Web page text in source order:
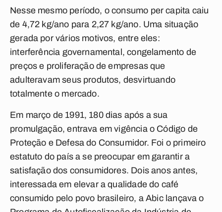
Nesse mesmo período, o consumo per capita caiu
de 4,72 kg/ano para 2,27 kg/ano. Uma situação
gerada por vários motivos, entre eles:
interferência governamental, congelamento de
preços e proliferação de empresas que
adulteravam seus produtos, desvirtuando
totalmente o mercado.
Em março de 1991, 180 dias após a sua
promulgação, entrava em vigência o Código de
Proteção e Defesa do Consumidor. Foi o primeiro
estatuto do país a se preocupar em garantir a
satisfação dos consumidores. Dois anos antes,
interessada em elevar a qualidade do café
consumido pelo povo brasileiro, a Abic lançava o